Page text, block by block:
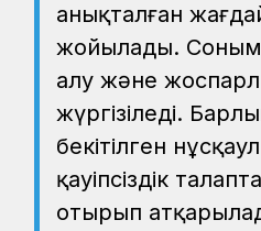
анықталған
жойылады.
алу және
жүргізіледі.
бекітілген
қауіпсіздік
отырып